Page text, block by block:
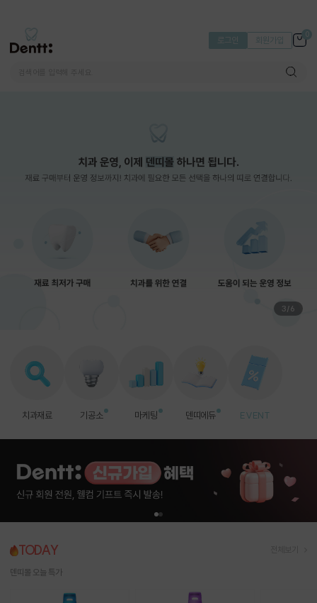
로그인 회원가입 0
3/6
치과재료 기공소 마케팅 덴띠에듀 EVENT
TODAY
덴띠몰 오늘 특가